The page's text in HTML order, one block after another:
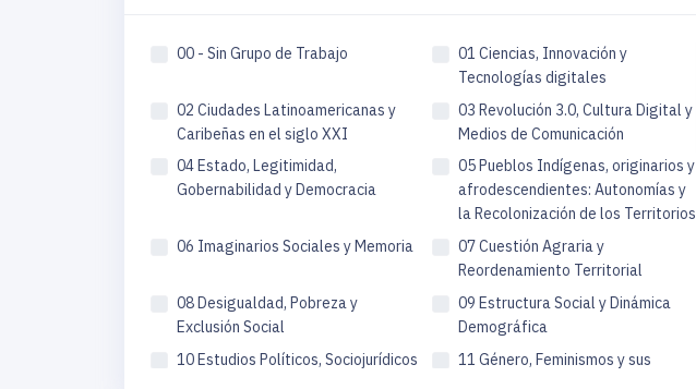
00 - Sin Grupo de Trabajo
01 Ciencias, Innovación y
Tecnologías digitales
02 Ciudades Latinoamericanas y
Caribeñas en el siglo XXI
03 Revolución 3.0, Cultura Digital y
Medios de Comunicación
04 Estado, Legitimidad,
Gobernabilidad y Democracia
05 Pueblos Indígenas, originarios y
afrodescendientes: Autonomías y
la Recolonización de los Territorios
06 Imaginarios Sociales y Memoria
07 Cuestión Agraria y
Reordenamiento Territorial
08 Desigualdad, Pobreza y
Exclusión Social
09 Estructura Social y Dinámica
Demográfica
10 Estudios Políticos, Sociojurídicos
11 Género, Feminismos y sus